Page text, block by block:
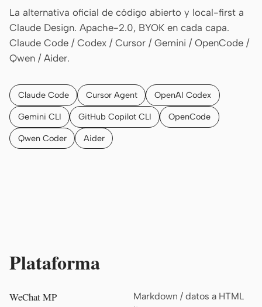
La alternativa oficial de código abierto y local-first a
Claude Design. Apache-2.0, BYOK en cada capa.
Claude Code / Codex / Cursor / Gemini / OpenCode /
Qwen / Aider.
Claude Code Cursor Agent OpenAI Codex
Gemini CLI GitHub Copilot CLI OpenCode
Qwen Coder Aider
Plataforma
WeChat MP
Markdown / datos a HTML